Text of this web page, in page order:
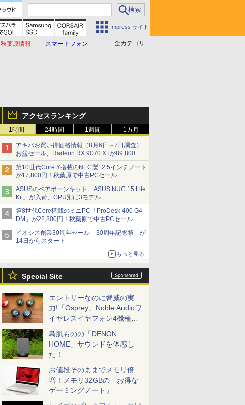
Impress サイト
全カテゴリ
秋葉原情報
スマートフォン
アクセスランキング
1時間 24時間 1週間 1カ月
アキバお買い得価格情報（8月6日～7日調査）
お盆セール、Radeon RX 9070 XTが89,800
円、水平周波数24.8kHz対応の17型モニターが
9,801円、暑さ指数連動セール ほか
第10世代Core Y搭載のNEC製12.5インチノート
が17,800円！秋葉原で中古PCセール
ASUSのベアボーンキット「ASUS NUC 15 Lite
Kit」が入荷、CPU別に3モデル
第8世代Core搭載のミニPC「ProDesk 400 G4
DM」が22,800円！秋葉原で中古PCセール
イオシス創業30周年セール「30周年記念祭」が
14日からスタート
もっと見る
Special Site
エントリーなのに脅威の実
力!「Osprey」Noble Audioワ
イヤレスイヤフォン4機種を
一気に聴く
鳥肌ものの「DENON
HOME」サウンドを体感し
た！
お値段そのままでメモリ倍
増！メモリ32GBの「お得な
ゲーミングノート」